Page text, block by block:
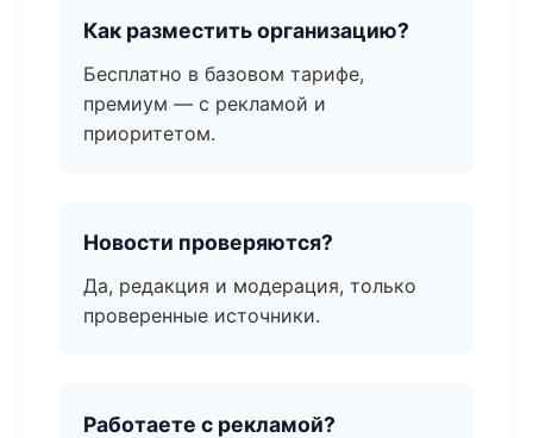
Как разместить организацию?
Бесплатно в базовом тарифе,
премиум — с рекламой и
приоритетом.
Новости проверяются?
Да, редакция и модерация, только
проверенные источники.
Работаете с рекламой?